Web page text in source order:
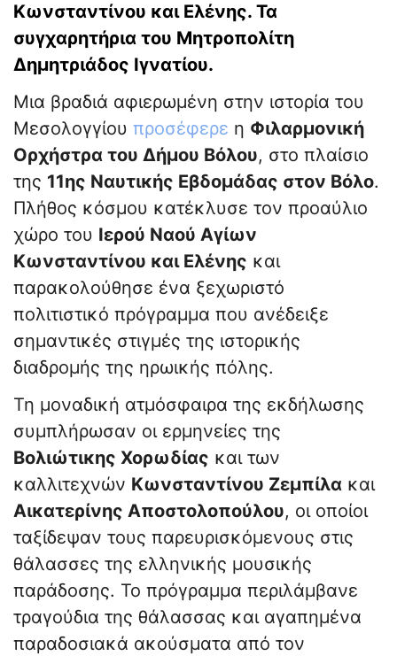
Κωνσταντίνου και Ελένης. Τα
συγχαρητήρια του Μητροπολίτη
Δημητριάδος Ιγνατίου.
Μια βραδιά αφιερωμένη στην ιστορία του
Μεσολογγίου πρoσέφερε η Φιλαρμονική
Ορχήστρα του Δήμου Βόλου, στο πλαίσιο
της 11ης Ναυτικής Εβδομάδας στον Βόλο.
Πλήθος κόσμου κατέκλυσε τον προαύλιο
χώρο του Ιερού Ναού Αγίων
Κωνσταντίνου και Ελένης και
παρακολούθησε ένα ξεχωριστό
πολιτιστικό πρόγραμμα που ανέδειξε
σημαντικές στιγμές της ιστορικής
διαδρομής της ηρωικής πόλης.
Τη μοναδική ατμόσφαιρα της εκδήλωσης
συμπλήρωσαν οι ερμηνείες της
Βολιώτικης Χορωδίας και των
καλλιτεχνών Κωνσταντίνου Ζεμπίλα και
Αικατερίνης Αποστολοπούλου, οι οποίοι
ταξίδεψαν τους παρευρισκόμενους στις
θάλασσες της ελληνικής μουσικής
παράδοσης. Το πρόγραμμα περιλάμβανε
τραγούδια της θάλασσας και αγαπημένα
παραδοσιακά ακούσματα από τον